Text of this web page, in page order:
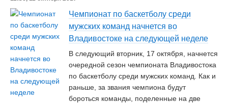
Чемпионат по баскетболу среди
мужских команд начнется во
Владивостоке на следующей неделе
В следующий вторник, 17 октября, начнется
очередной сезон чемпионата Владивостока
по баскетболу среди мужских команд. Как и
раньше, за звания чемпиона будут
бороться команды, поделенные на две